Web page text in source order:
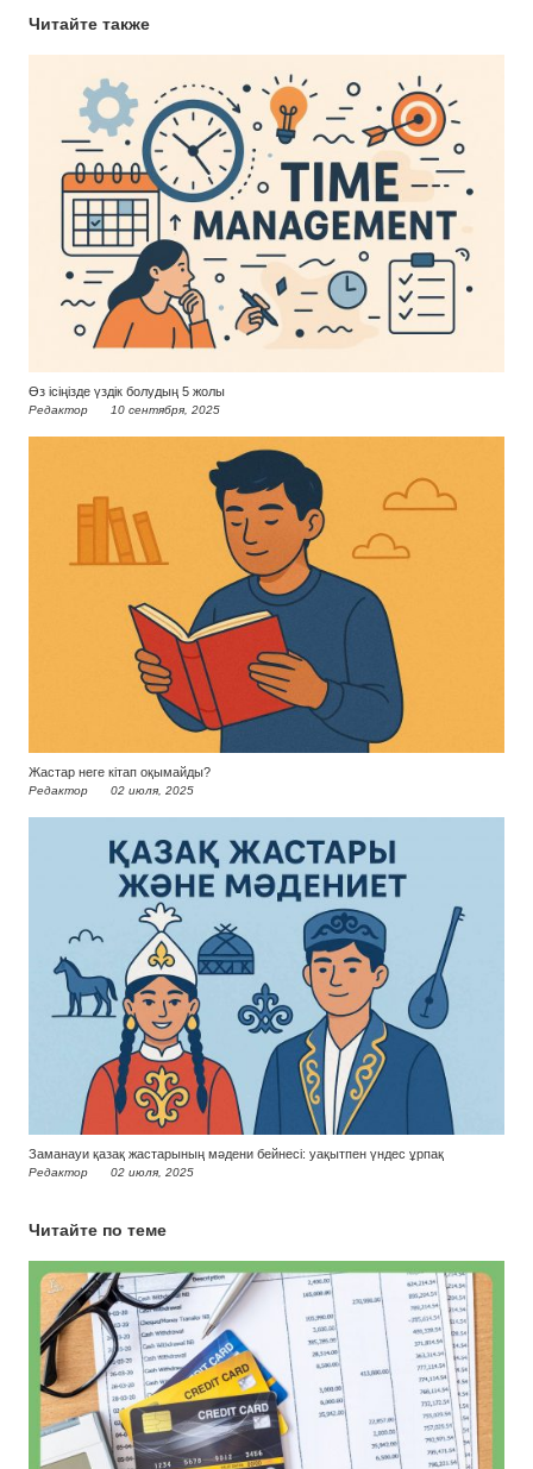
Читайте также
Өз ісіңізде үздік болудың 5 жолы
Редактор 10 сентября, 2025
Жастар неге кітап оқымайды?
Редактор 02 июля, 2025
Заманауи қазақ жастарының мәдени бейнесі: уақытпен үндес ұрпақ
Редактор 02 июля, 2025
Читайте по теме